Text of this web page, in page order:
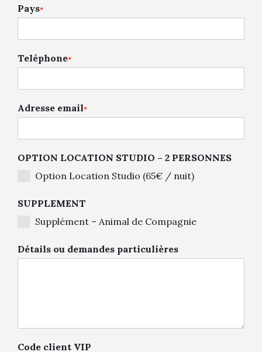
Pays*
Teléphone*
Adresse email*
OPTION LOCATION STUDIO – 2 PERSONNES
Option Location Studio (65€ / nuit)
SUPPLEMENT
Supplément – Animal de Compagnie
Détails ou demandes particulières
Code client VIP